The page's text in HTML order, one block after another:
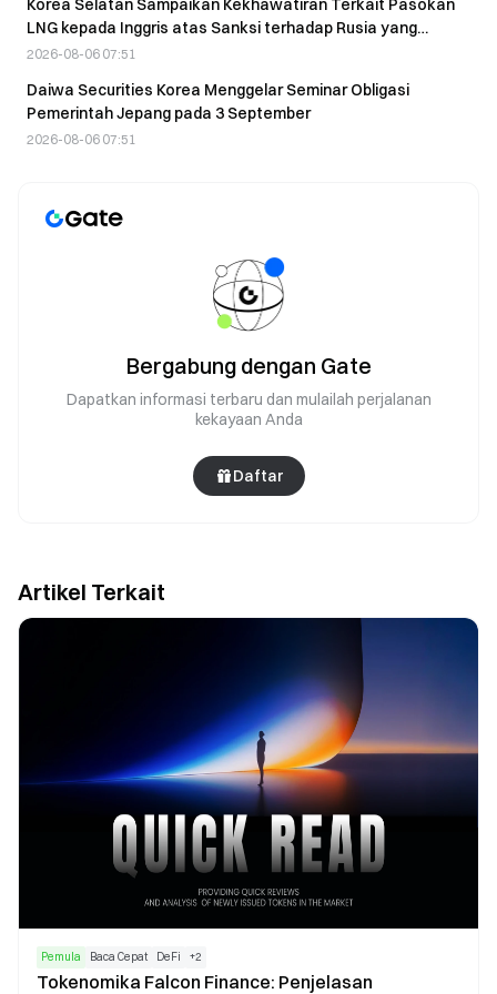
Korea Selatan Sampaikan Kekhawatiran Terkait Pasokan
LNG kepada Inggris atas Sanksi terhadap Rusia yang
Berlaku Januari Mendatang
2026-08-06 07:51
Daiwa Securities Korea Menggelar Seminar Obligasi
Pemerintah Jepang pada 3 September
2026-08-06 07:51
Bergabung dengan Gate
Dapatkan informasi terbaru dan mulailah perjalanan
kekayaan Anda
Daftar
Artikel Terkait
Pemula Baca Cepat DeFi +2
Tokenomika Falcon Finance: Penjelasan